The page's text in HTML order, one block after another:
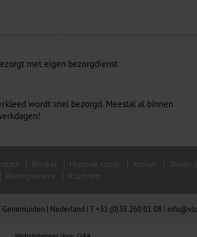
met eigen bezorgdienst
wordt snel bezorgd. Meestal al binnen
Winkel Historie tapijt Atelier Stalen
Bezorgservice
Klachten
| Nederland | T +31 (0)38 260 01 08 |